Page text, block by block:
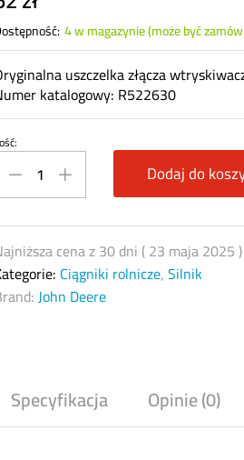
4 w magazynie (może być
uszczelka złącza
katalogowy: R522630
złącza
Dodaj do
cena z 30 dni (23 maja 2025)
Ciągniki rolnicze,Silnik
John Deere
Specyfikacja Opinie (0)